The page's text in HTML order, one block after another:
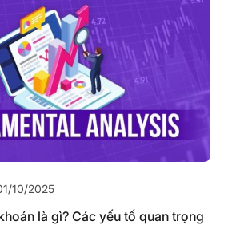
10/2025
là gì? Các yếu tố quan trọng